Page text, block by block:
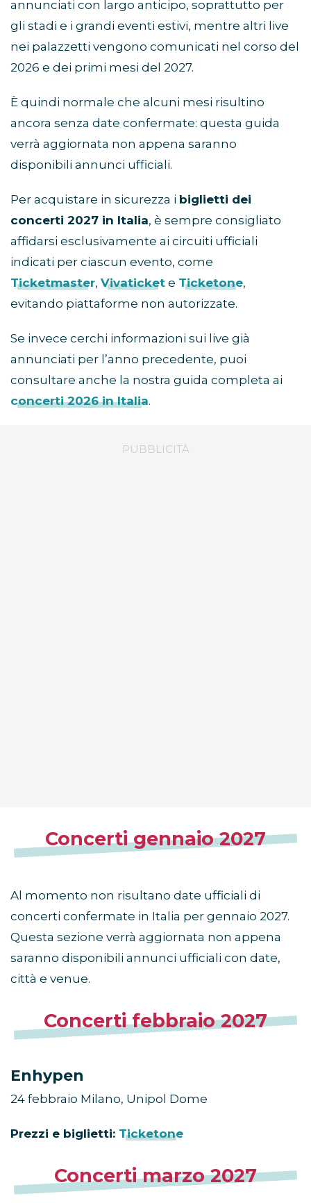
annunciati con largo anticipo, soprattutto per
gli stadi e i grandi eventi estivi, mentre altri live
nei palazzetti vengono comunicati nel corso del
2026 e dei primi mesi del 2027.
È quindi normale che alcuni mesi risultino
ancora senza date confermate: questa guida
verrà aggiornata non appena saranno
disponibili annunci ufficiali.
Per acquistare in sicurezza i biglietti dei
concerti 2027 in Italia, è sempre consigliato
affidarsi esclusivamente ai circuiti ufficiali
indicati per ciascun evento, come
Ticketmaster, Vivaticket e Ticketone,
evitando piattaforme non autorizzate.
Se invece cerchi informazioni sui live già
annunciati per l’anno precedente, puoi
consultare anche la nostra guida completa ai
concerti 2026 in Italia.
Concerti gennaio 2027
Al momento non risultano date ufficiali di
concerti confermate in Italia per gennaio 2027.
Questa sezione verrà aggiornata non appena
saranno disponibili annunci ufficiali con date,
città e venue.
Concerti febbraio 2027
Enhypen
24 febbraio Milano, Unipol Dome
Prezzi e biglietti: Ticketone
Concerti marzo 2027